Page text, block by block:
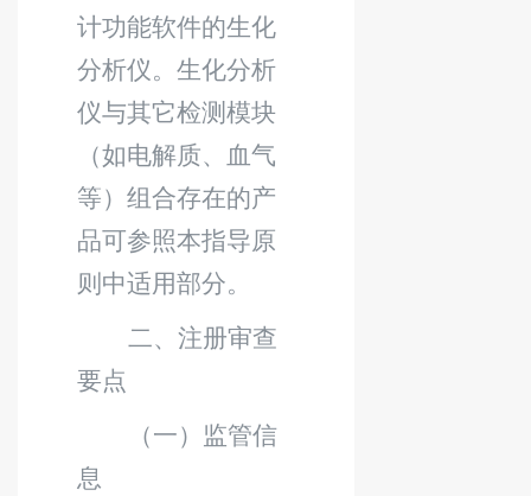
计功能软件的生化
分析仪。生化分析
仪与其它检测模块
（如电解质、血气
等）组合存在的产
品可参照本指导原
则中适用部分。
二、 注册审查
要点
（一）监管信
息